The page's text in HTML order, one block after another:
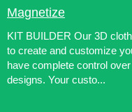
Magnetize
KIT BUILDER Our 3D
to create and customize
have complete control
designs. Your custo...